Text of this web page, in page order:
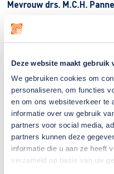
Deze website maakt gebruik
We gebruiken cookies om
personaliseren, om functies
en om ons websiteverkeer te
informatie over uw gebruik
partners voor social media,
partners kunnen deze
informatie die u aan ze heeft
verzameld op basis van uw
Mevrouw drs. M.C.H.
Drs. J.C. Bos
Lid van het bestuur
Antistolling en
Lid van het bestuur
aan den IJssel
Lid van het bestuur
Medische